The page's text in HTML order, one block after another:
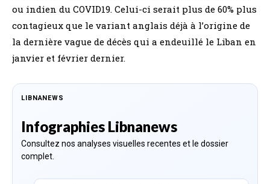
ou indien du COVID19. Celui-ci serait plus de 60% plus
contagieux que le variant anglais déjà à l’origine de
la dernière vague de décès qui a endeuillé le Liban en
janvier et février dernier.
LIBNANEWS
Infographies Libnanews
Consultez nos analyses visuelles recentes et le dossier
complet.